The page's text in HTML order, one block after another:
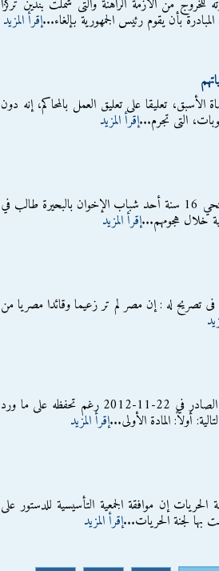
من الأزمة الراهنة والتى شملت بندين تركزا
بأن يقوم رئيس الجمهورية بإلغاء...إقرأ المزيد
تعليقا على تعليق العمل بالمحاكم، إنه دون
إقرأ المزيد
أكد مراسل الحرية والعدالة بالبحيرة أن إسلام فتحي 16 سنة أحد شباب الإخوان بالبحيرة طالب في
خلال هجومهم...إقرأ المزيد
تصريح له : إن مصر لم تر زعيما وقائدا مصريا من
يعلن الحزب عن قبوله العام للإعلان الدستوري الصادر في 22-11-2012 رغم تحفظه على ما ورد
أولاً: المادة الأولى...إقرأ المزيد
الحريات إن موافقة الجمعية التأسيسية للدستور على
بها لجنة الحريات...إقرأ المزيد